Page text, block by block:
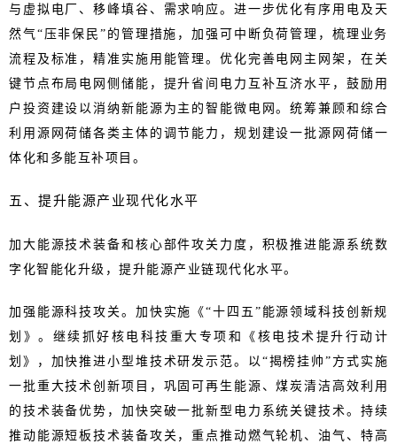
与虚拟电厂、移峰填谷、需求响应。进一步优化有序用电及天
然气“压非保民”的管理措施，加强可中断负荷管理，梳理业务
流程及标准，精准实施用能管理。优化完善电网主网架，在关
键节点布局电网侧储能，提升省间电力互补互济水平，鼓励用
户投资建设以消纳新能源为主的智能微电网。统筹兼顾和综合
利用源网荷储各类主体的调节能力，规划建设一批源网荷储一
体化和多能互补项目。
五、提升能源产业现代化水平
加大能源技术装备和核心部件攻关力度，积极推进能源系统数
字化智能化升级，提升能源产业链现代化水平。
加强能源科技攻关。加快实施《“十四五”能源领域科技创新规
划》。继续抓好核电科技重大专项和《核电技术提升行动计
划》，加快推进小型堆技术研发示范。以“揭榜挂帅”方式实施
一批重大技术创新项目，巩固可再生能源、煤炭清洁高效利用
的技术装备优势，加快突破一批新型电力系统关键技术。持续
推动能源短板技术装备攻关，重点推动燃气轮机、油气、特高